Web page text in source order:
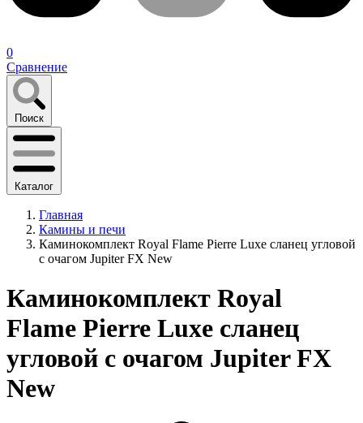
0
Сравнение
Поиск
Каталог
Главная
Камины и печи
Каминокомплект Royal Flame Pierre Luxe сланец угловой
c очагом Jupiter FX New
Каминокомплект Royal
Flame Pierre Luxe сланец
угловой c очагом Jupiter FX
New